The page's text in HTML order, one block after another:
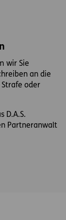
wir Sie
an die
oder
D.A.S.
Partneranwalt